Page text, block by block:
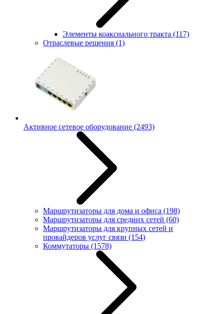
Элементы коаксиального тракта (117)
Отраслевые решения (1)
Активное сетевое оборудование (2493)
Маршрутизаторы для дома и офиса (198)
Маршрутизаторы для средних сетей (60)
Маршрутизаторы для крупных сетей и
провайдеров услуг связи (154)
Коммутаторы (1578)